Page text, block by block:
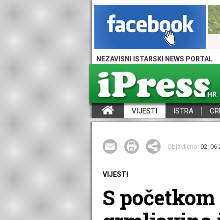
NEZAVISNI ISTARSKI NEWS PORTAL
VIJESTI ISTRA
Objavljeno: 02. 06
VIJESTI
S